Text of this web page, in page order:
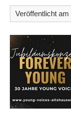
Veröffentlicht am